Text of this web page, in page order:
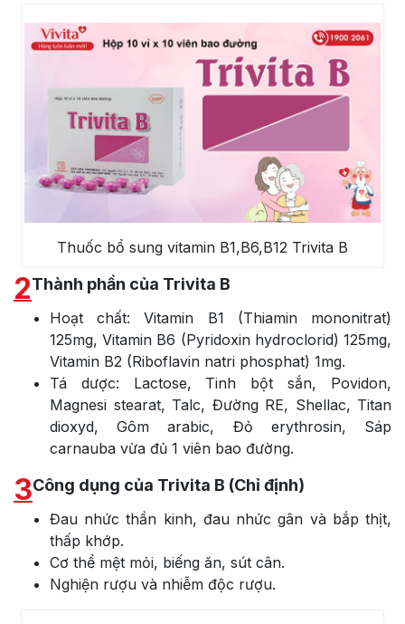
Thuốc bổ sung vitamin B1,B6,B12 Trivita B
2Thành phần của Trivita B
Hoạt chất: Vitamin B1 (Thiamin mononitrat)
125mg, Vitamin B6 (Pyridoxin hydroclorid) 125mg,
Vitamin B2 (Riboflavin natri phosphat) 1mg.
Tá dược: Lactose, Tinh bột sắn, Povidon,
Magnesi stearat, Talc, Đường RE, Shellac, Titan
dioxyd, Gôm arabic, Đỏ erythrosin, Sáp
carnauba vừa đủ 1 viên bao đường.
3Công dụng của Trivita B (Chỉ định)
Đau nhức thần kinh, đau nhức gân và bắp thịt,
thấp khớp.
Cơ thể mệt mỏi, biếng ăn, sút cân.
Nghiện rượu và nhiễm độc rượu.